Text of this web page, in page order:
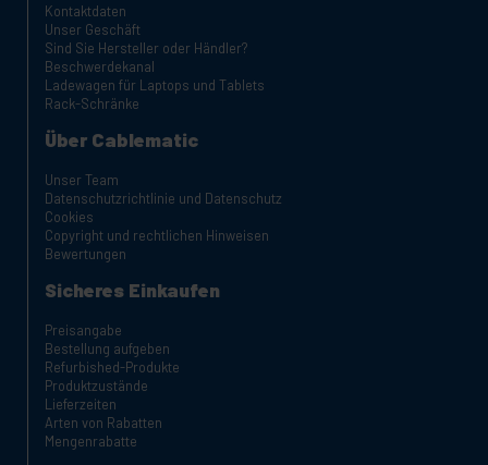
Kontaktdaten
Unser Geschäft
Sind Sie Hersteller oder Händler?
Beschwerdekanal
Ladewagen für Laptops und Tablets
Rack-Schränke
Über Cablematic
Unser Team
Datenschutzrichtlinie und Datenschutz
Cookies
Copyright und rechtlichen Hinweisen
Bewertungen
Sicheres Einkaufen
Preisangabe
Bestellung aufgeben
Refurbished-Produkte
Produktzustände
Lieferzeiten
Arten von Rabatten
Mengenrabatte